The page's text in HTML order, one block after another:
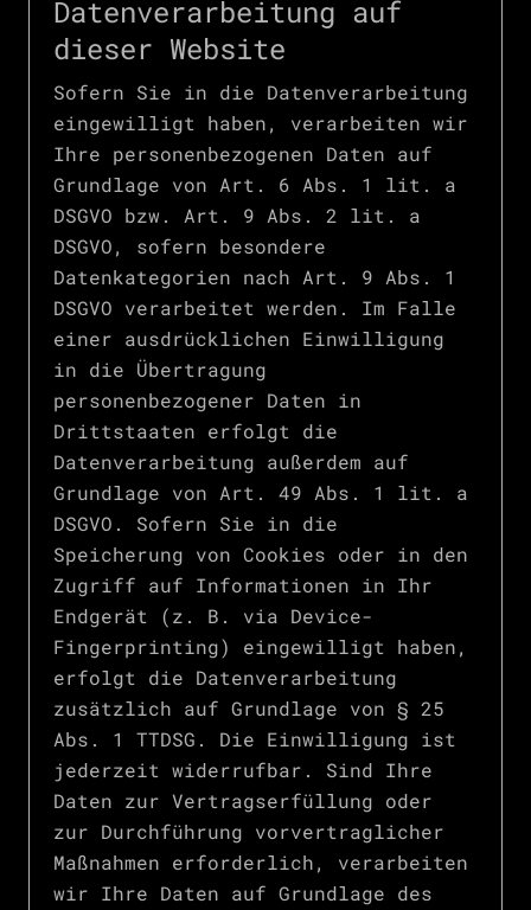
Datenverarbeitung auf
dieser Website
Sofern Sie in die Datenverarbeitung
eingewilligt haben, verarbeiten wir
Ihre personenbezogenen Daten auf
Grundlage von Art. 6 Abs. 1 lit. a
DSGVO bzw. Art. 9 Abs. 2 lit. a
DSGVO, sofern besondere
Datenkategorien nach Art. 9 Abs. 1
DSGVO verarbeitet werden. Im Falle
einer ausdrücklichen Einwilligung
in die Übertragung
personenbezogener Daten in
Drittstaaten erfolgt die
Datenverarbeitung außerdem auf
Grundlage von Art. 49 Abs. 1 lit. a
DSGVO. Sofern Sie in die
Speicherung von Cookies oder in den
Zugriff auf Informationen in Ihr
Endgerät (z. B. via Device-
Fingerprinting) eingewilligt haben,
erfolgt die Datenverarbeitung
zusätzlich auf Grundlage von § 25
Abs. 1 TTDSG. Die Einwilligung ist
jederzeit widerrufbar. Sind Ihre
Daten zur Vertragserfüllung oder
zur Durchführung vorvertraglicher
Maßnahmen erforderlich, verarbeiten
wir Ihre Daten auf Grundlage des